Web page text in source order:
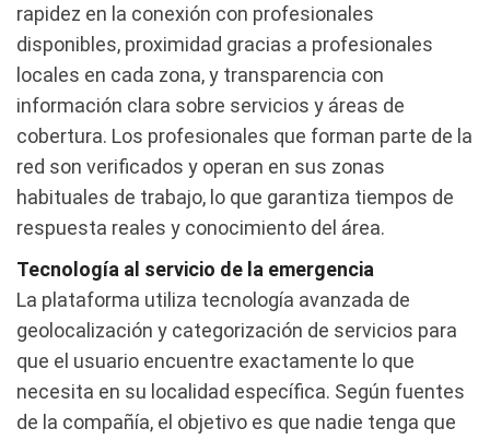
rapidez en la conexión con profesionales
disponibles, proximidad gracias a profesionales
locales en cada zona, y transparencia con
información clara sobre servicios y áreas de
cobertura. Los profesionales que forman parte de la
red son verificados y operan en sus zonas
habituales de trabajo, lo que garantiza tiempos de
respuesta reales y conocimiento del área.
Tecnología al servicio de la emergencia
La plataforma utiliza tecnología avanzada de
geolocalización y categorización de servicios para
que el usuario encuentre exactamente lo que
necesita en su localidad específica. Según fuentes
de la compañía, el objetivo es que nadie tenga que